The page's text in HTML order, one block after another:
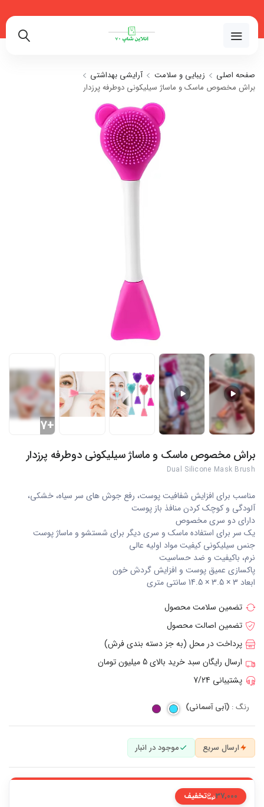
صفحه اصلی زیبایی و سلامت
آرایشی بهداشتی
براش مخصوص ماسک و ماساژ سیلیکونی دوطرفه پرزدار
+7
براش مخصوص ماسک و ماساژ سیلیکونی دوطرفه پرزدار
Dual Silicone Mask Brush
مناسب برای افزايش شفافيت پوست، رفع جوش هاى سر سياه، خشكى،
آلودگى و كوچک كردن منافذ باز پوست
داراى دو سرى مخصوص
یک سر براى استفاده ماسک و سرى ديگر براى شستشو و ماساژ پوست
جنس سيليكونى كيفيت مواد اوليه عالى
نرم، باكيفيت و ضد حساسيت
پاكسازى عميق پوست و افزايش گردش خون
ابعاد 3 × 3.5 × 14.5 سانتی متری
تضمین سلامت محصول
تضمین اصالت محصول
پرداخت در محل (به جز دسته بندی فرش)
ارسال رایگان سبد خرید بالای 5 میلیون تومان
پشتیبانی 7/24
رنگ : (آبی آسمانی)
ارسال سریع موجود در انبار
37,000 تخفیف